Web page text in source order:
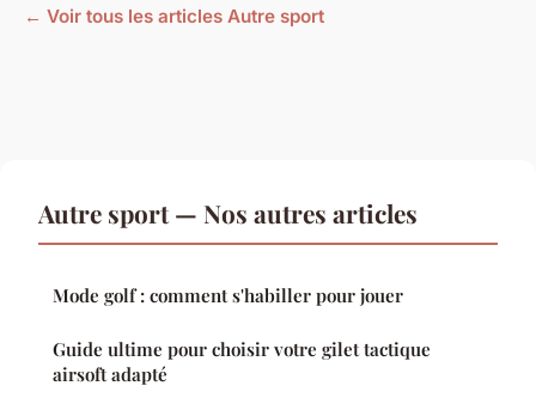
← Voir tous les articles Autre sport
Autre sport — Nos autres articles
Mode golf : comment s'habiller pour jouer
Guide ultime pour choisir votre gilet tactique
airsoft adapté